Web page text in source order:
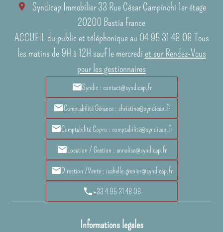
Syndicap Immobilier33 Rue César Campinchi 1er étage
20200 Bastia France
ACCUEIL du public et téléphonique au 04 95 31 48 08 Tous
les matins de 9H à 12H sauf le mercredi et sur Rendez-Vous
pour les gestionnaires
Syndic : contact@syndicap.fr
Comptabilité Gérance : christine@syndicap.fr
Comptabilité Copro : comptabilité@syndicap.fr
Location / Gestion : annalisa@syndicap.fr
Direction /Vente : isabelle.grenier@syndicap.fr
+33 4 95 31 48 08
Informations legales